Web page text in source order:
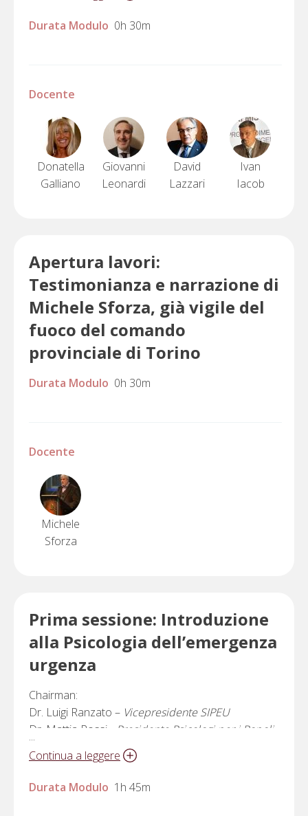
Nazionale Ordine degli Psicologi - CNOP
Durata Modulo 0h 30m
Docente
Donatella
Galliano
Giovanni
Leonardi
David
Lazzari
Ivan
Iacob
Apertura lavori:
Testimonianza e narrazione di
Michele Sforza, già vigile del
fuoco del comando
provinciale di Torino
Durata Modulo 0h 30m
Docente
Michele
Sforza
Prima sessione: Introduzione
alla Psicologia dell’emergenza
urgenza
Chairman:
Dr. Luigi Ranzato – Vicepresidente SIPEU
Dr. Mattia Rossi -
Presidente Psicologi per i Popoli
dell’emergenza urgenza oggi, percorsi di
...
Continua a leggere
Durata Modulo 1h 45m